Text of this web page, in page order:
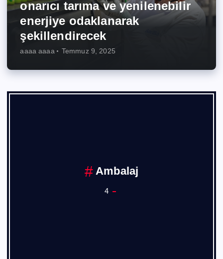
onarıcı tarıma ve yenilenebilir
enerjiye odaklanarak
şekillendirecek
aaaa aaaa Temmuz 9, 2025
Ambalaj
4